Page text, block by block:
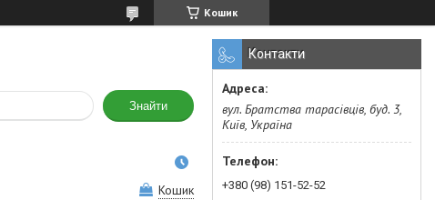
Кошик
Знайти
Кошик
Контакти
вул. Братства тарасівців, буд. 3,
Київ, Україна
+380 (98) 151-52-52